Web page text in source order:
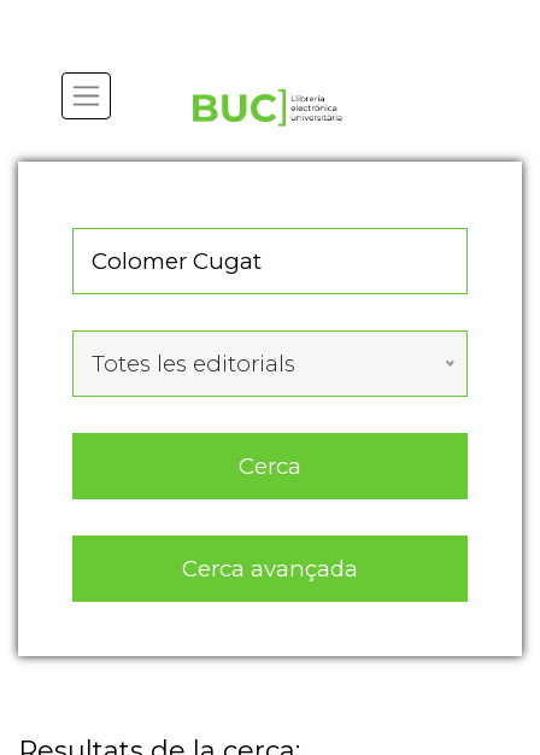
Totes les editorials
Cerca
Cerca avançada